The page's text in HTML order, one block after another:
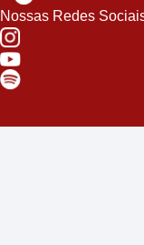
Nossas Redes